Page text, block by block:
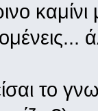
καμίνι
το